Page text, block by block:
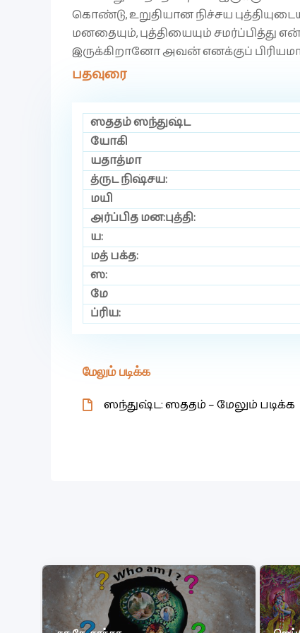
கொண்டு, உறுதியான நிச்சய
மனதையும், புத்தியையும் சமர்ப்பித்து
இருக்கிறானோ அவன் எனக்குப்
பதவுரை
ஸததம் ஸந்துஷ்ட
யோகி
யதாத்மா
த்ருட நிஷ்சய:
மயி
அர்ப்பித மன:புத்தி:
ய:
மத் பக்த:
ஸ:
மே
ப்ரிய:
மேலும் படிக்க
ஸந்துஷ்ட: ஸததம் – மேலும் படிக்க